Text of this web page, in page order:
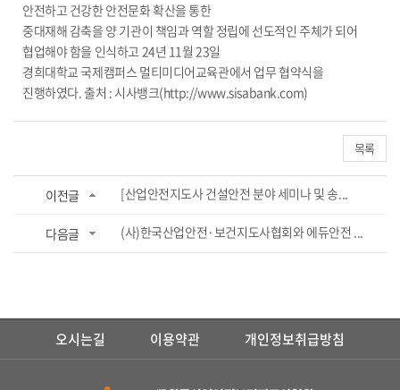
안전하고 건강한 안전문화 확산을 통한
중대재해 감축을 양 기관이 책임과 역할 정립에 선도적인 주체가 되어
협업해야 함을 인식하고 24년 11월 23일
경희대학교 국제캠퍼스 멀티미디어교육관에서 업무 협약식을
진행하였다. 출처 : 시사뱅크(http://www.sisabank.com)
목록
이전글 [산업안전지도사 건설안전 분야 세미나 및 송...
다음글 (사)한국산업안전·보건지도사협회와 에듀안전 ...
오시는길 이용약관 개인정보취급방침